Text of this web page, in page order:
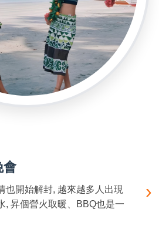
會
也開始解封, 越來越多人出現
, 昇個營火取暖、BBQ也是一
›